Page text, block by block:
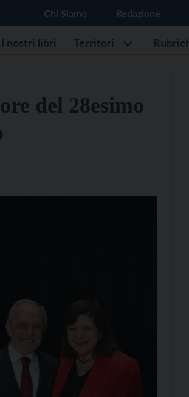
Chi Siamo Redazione
I nostri libri Territori
del 28esimo